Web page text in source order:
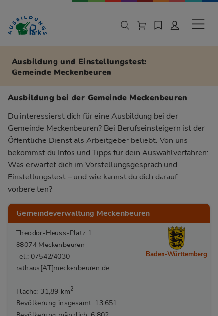
Zur Navigation springen
Zu den Hauptinhalten springen
Ausbildung und Einstellungstest:
Gemeinde Meckenbeuren
Ausbildung bei der Gemeinde Meckenbeuren
Du interessierst dich für eine Ausbildung bei der
Gemeinde Meckenbeuren? Bei Berufseinsteigern ist der
Öffentliche Dienst als Arbeitgeber beliebt. Von uns
bekommst du Infos und Tipps für dein Auswahlverfahren:
Was erwartet dich im Vorstellungsgespräch und
Einstellungstest – und wie kannst du dich darauf
vorbereiten?
Gemeindeverwaltung Meckenbeuren
Theodor-Heuss-Platz 1
88074 Meckenbeuren
Tel.: 07542/4030
rathaus[AT]meckenbeuren.de
Fläche: 31,89 km2
Bevölkerung insgesamt: 13.651
Baden-Württemberg